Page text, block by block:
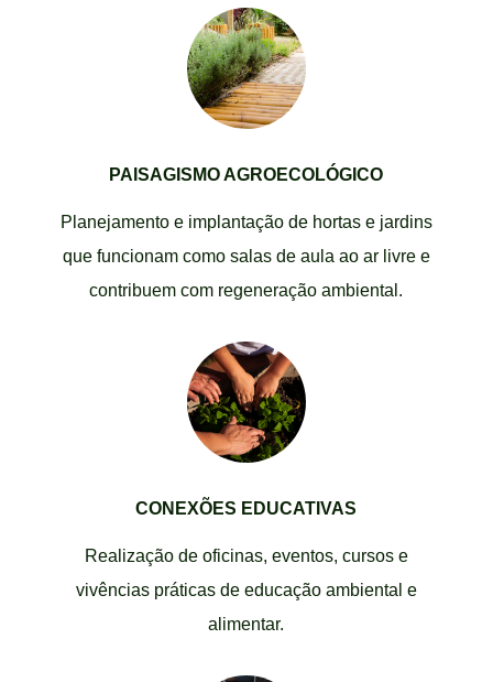
PAISAGISMO AGROECOLÓGICO
Planejamento e implantação de hortas e jardins
que funcionam como salas de aula ao ar livre e
contribuem com regeneração ambiental.
CONEXÕES EDUCATIVAS
Realização de oficinas, eventos, cursos e
vivências práticas de educação ambiental e
alimentar.